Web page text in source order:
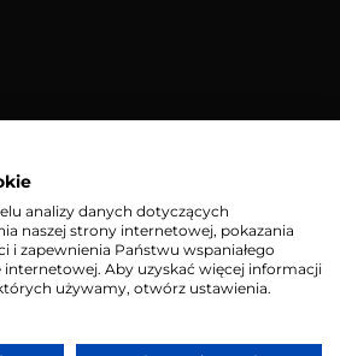
analizy danych dotyczących
naszej strony internetowej, pokazania
i zapewnienia Państwu wspaniałego
Aby uzyskać więcej informacji
używamy, otwórz ustawienia.